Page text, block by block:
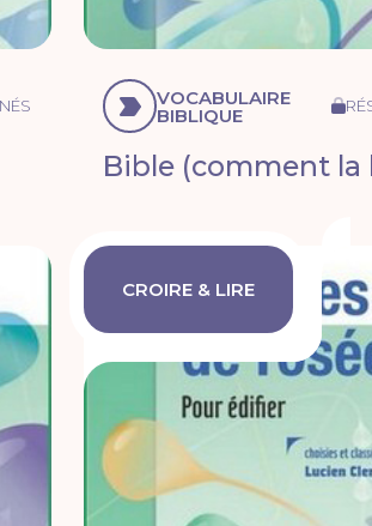
VOCABULAIRE
BIBLIQUE
Bible (comment la
CROIRE & LIRE